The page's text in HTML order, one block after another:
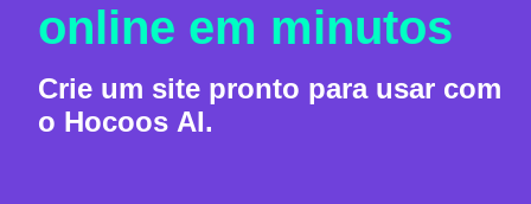
online em minutos
Crie um site pronto para usar com
o Hocoos AI.